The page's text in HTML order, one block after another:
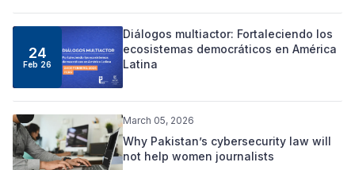
24
Feb 26
Diálogos multiactor: Fortaleciendo los
ecosistemas democráticos en América
Latina
March 05, 2026
Why Pakistan’s cybersecurity law will
not help women journalists